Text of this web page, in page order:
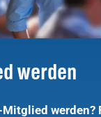
werden
werden?